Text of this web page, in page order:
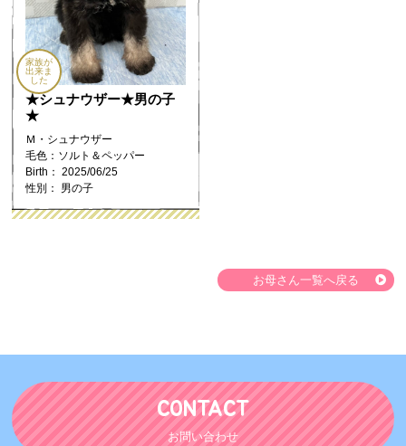
家族が
出来ま
した
★シュナウザー★男の子
★
Ｍ・シュナウザー
毛色：ソルト＆ペッパー
Birth： 2025/06/25
性別： 男の子
お母さん一覧へ戻る
CONTACT
お問い合わせ